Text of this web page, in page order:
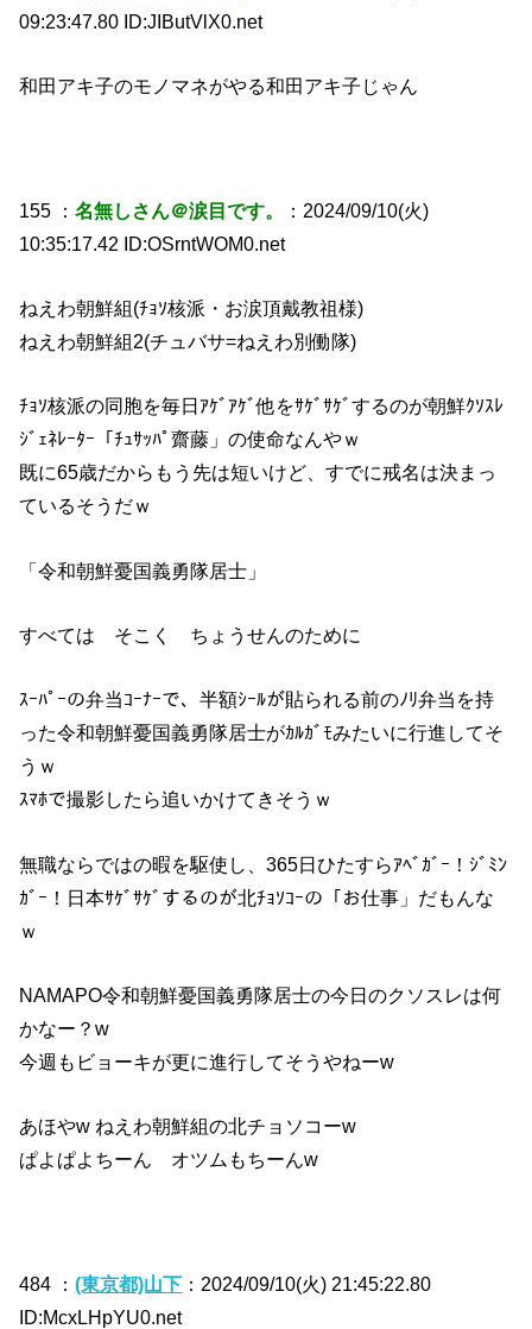
09:23:47.80 ID:JIButVlX0.net
和田アキ子のモノマネがやる和田アキ子じゃん
155 ：名無しさん＠涙目です。
：2024/09/10(火)
10:35:17.42 ID:OSrntWOM0.net
ねえわ朝鮮組(ﾁｮｿ核派・お涙頂戴教祖様)
ねえわ朝鮮組2(チュバサ=ねえわ別働隊)
ﾁｮｿ核派の同胞を毎日ｱｹﾞｱｹﾞ他をｻｹﾞｻｹﾞするのが朝鮮ｸｿｽﾚ
ｼﾞｪﾈﾚｰﾀｰ「ﾁｭｻｯﾊﾟ齋藤」の使命なんやｗ
既に65歳だからもう先は短いけど、すでに戒名は決まっ
ているそうだｗ
「令和朝鮮憂国義勇隊居士」
すべては そこく ちょうせんのために
ｽｰﾊﾟｰの弁当ｺｰﾅｰで、半額ｼｰﾙが貼られる前のﾉﾘ弁当を持
った令和朝鮮憂国義勇隊居士がｶﾙｶﾞﾓみたいに行進してそ
うｗ
ｽﾏﾎで撮影したら追いかけてきそうｗ
無職ならではの暇を駆使し、365日ひたすらｱﾍﾞｶﾞｰ！ｼﾞﾐﾝ
ｶﾞｰ！日本ｻｹﾞｻｹﾞするのが北ﾁｮｿｺｰの「お仕事」だもんな
ｗ
NAMAPO令和朝鮮憂国義勇隊居士の今日のクソスレは何
かなー？w
今週もビョーキが更に進行してそうやねーw
あほやw ねえわ朝鮮組の北チョソコーw
ぱよぱよちーん オツムもちーんw
484 ：(東京都)山下 ：2024/09/10(火) 21:45:22.80
ID:McxLHpYU0.net